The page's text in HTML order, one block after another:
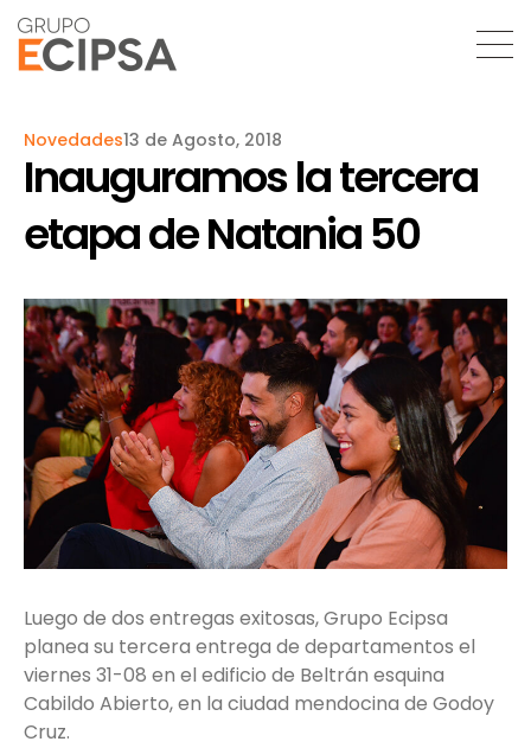
Novedades13 de Agosto, 2018
Inauguramos la tercera
etapa de Natania 50
Luego de dos entregas exitosas, Grupo Ecipsa
planea su tercera entrega de departamentos el
viernes 31-08 en el edificio de Beltrán esquina
Cabildo Abierto, en la ciudad mendocina de Godoy
Cruz.